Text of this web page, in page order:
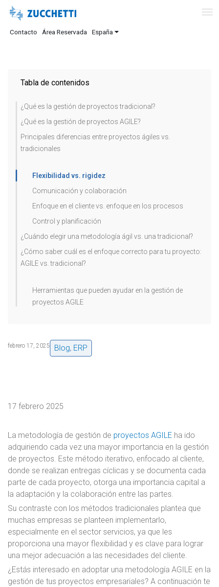
Contacto Área Reservada España
Tabla de contenidos
¿Qué es la gestión de proyectos tradicional?
¿Qué es la gestión de proyectos AGILE?
Principales diferencias entre proyectos ágiles vs.
tradicionales
Flexibilidad vs. rigidez
Comunicación y colaboración
Enfoque en el cliente vs. enfoque en los procesos
Control y planificación
¿Cuándo elegir una metodología ágil vs. una tradicional?
¿Cómo saber cuál es el enfoque correcto para tu proyecto:
AGILE vs. tradicional?
Herramientas que pueden ayudar en la gestión de
proyectos AGILE
febrero 17, 2025 Blog, ERP
17 febrero 2025
La metodología de gestión de proyectos AGILE ha ido
adquiriendo cada vez una mayor importancia en la gestión
de proyectos. Este método iterativo, enfocado al cliente,
donde se realizan entregas cíclicas y se documenta cada
parte de cada proyecto, otorga una importancia capital a
la adaptación y la colaboración entre las partes.
Su contraste con los métodos tradicionales plantea que
muchas empresas se planteen implementarlo,
especialmente en el sector servicios, ya que les
proporciona una mayor flexibilidad y es clave para lograr
una mejor adecuación a las necesidades del cliente.
¿Estás interesado en adoptar una metodología AGILE en la
gestión de tus proyectos empresariales? A continuación te